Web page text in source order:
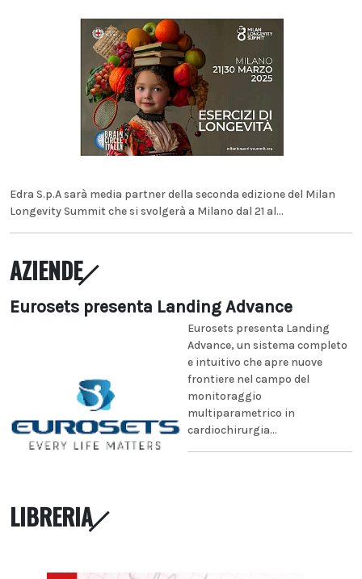
Edra S.p.A sarà media partner della seconda edizione del Milan
Longevity Summit che si svolgerà a Milano dal 21 al...
AZIENDE
Eurosets presenta Landing Advance
Eurosets presenta Landing
Advance, un sistema completo
e intuitivo che apre nuove
frontiere nel campo del
monitoraggio
multiparametrico in
cardiochirurgia...
LIBRERIA